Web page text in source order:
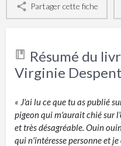
Partager cette fiche
Résumé du
Virginie
« J'ai lu ce que tu as publié
pigeon qui m'aurait chié sur
et très désagréable. Ouin
qui n'intéresse personne et